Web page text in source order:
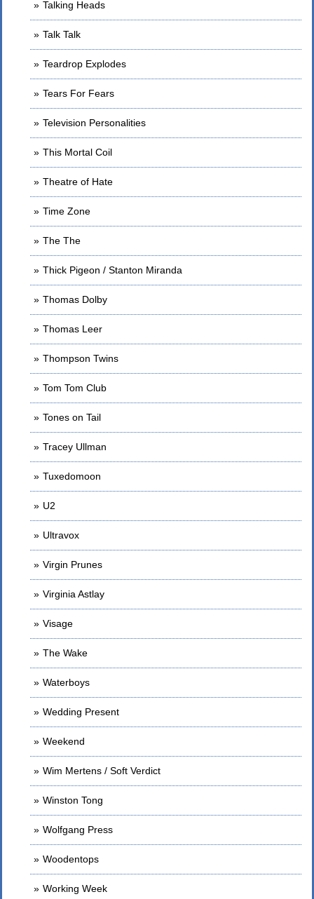
Talking Heads
Talk Talk
Teardrop Explodes
Tears For Fears
Television Personalities
This Mortal Coil
Theatre of Hate
Time Zone
The The
Thick Pigeon / Stanton Miranda
Thomas Dolby
Thomas Leer
Thompson Twins
Tom Tom Club
Tones on Tail
Tracey Ullman
Tuxedomoon
U2
Ultravox
Virgin Prunes
Virginia Astlay
Visage
The Wake
Waterboys
Wedding Present
Weekend
Wim Mertens / Soft Verdict
Winston Tong
Wolfgang Press
Woodentops
Working Week